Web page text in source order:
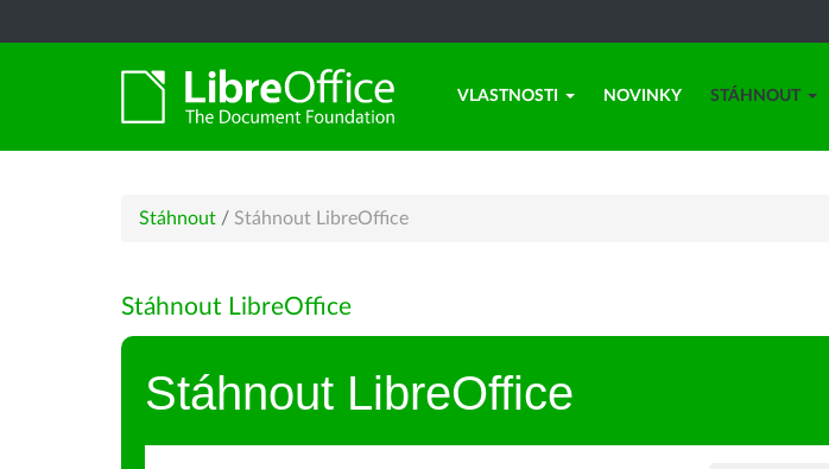
VLASTNOSTI NOVINKY STÁHNOUT
Stáhnout / Stáhnout LibreOffice
Stáhnout LibreOffice
Stáhnout LibreOffice